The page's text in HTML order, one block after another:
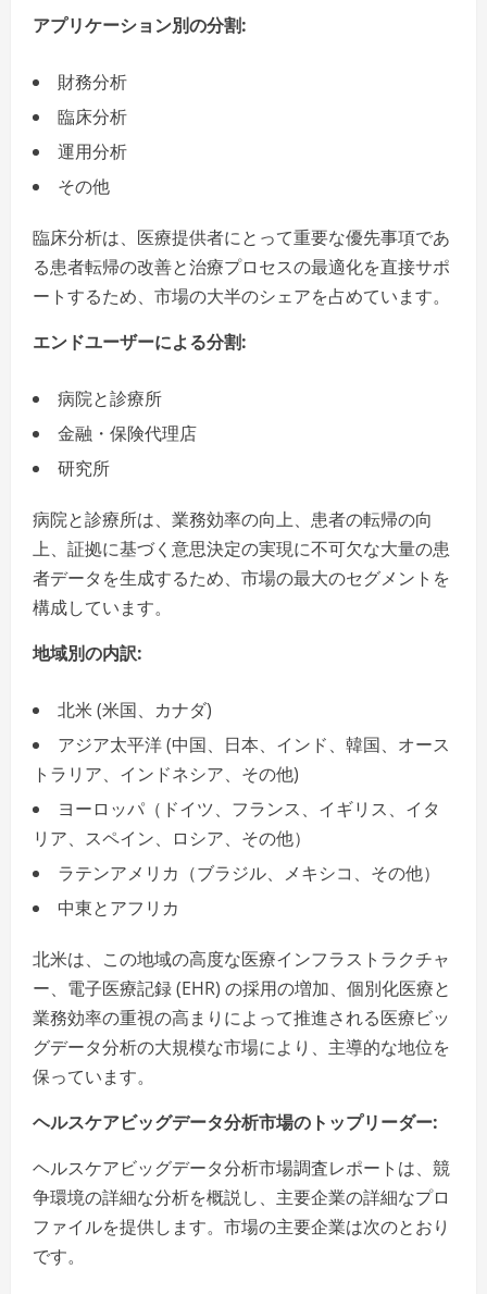
アプリケーション別の分割:
財務分析
臨床分析
運用分析
その他
臨床分析は、医療提供者にとって重要な優先事項であ
る患者転帰の改善と治療プロセスの最適化を直接サポ
ートするため、市場の大半のシェアを占めています。
エンドユーザーによる分割:
病院と診療所
金融・保険代理店
研究所
病院と診療所は、業務効率の向上、患者の転帰の向
上、証拠に基づく意思決定の実現に不可欠な大量の患
者データを生成するため、市場の最大のセグメントを
構成しています。
地域別の内訳:
北米 (米国、カナダ)
アジア太平洋 (中国、日本、インド、韓国、オース
トラリア、インドネシア、その他)
ヨーロッパ（ドイツ、フランス、イギリス、イタ
リア、スペイン、ロシア、その他）
ラテンアメリカ（ブラジル、メキシコ、その他）
中東とアフリカ
北米は、この地域の高度な医療インフラストラクチャ
ー、電子医療記録 (EHR) の採用の増加、個別化医療と
業務効率の重視の高まりによって推進される医療ビッ
グデータ分析の大規模な市場により、主導的な地位を
保っています。
ヘルスケアビッグデータ分析市場のトップリーダー:
ヘルスケアビッグデータ分析市場調査レポートは、競
争環境の詳細な分析を概説し、主要企業の詳細なプロ
ファイルを提供します。市場の主要企業は次のとおり
です。